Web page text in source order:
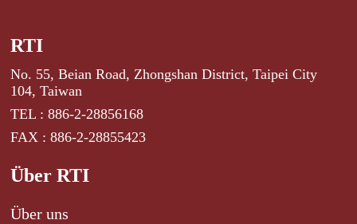
RTI
No. 55, Beian Road, Zhongshan District, Taipei City
104, Taiwan
TEL : 886-2-28856168
FAX : 886-2-28855423
Über RTI
Über uns